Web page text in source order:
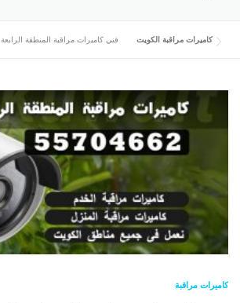
كاميرات مراقبة الكويت فني كاميرات مراقبة المنطقة الرابعة
كاميرات مراقبة